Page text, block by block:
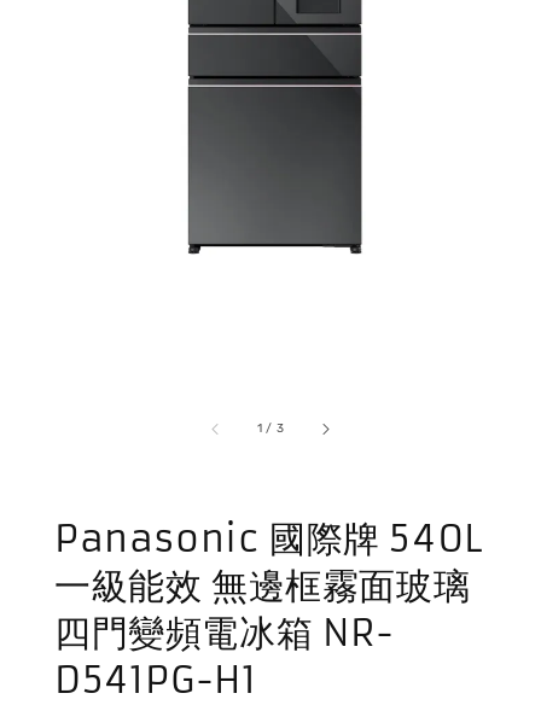
1 / 3
Panasonic 國際牌 540L
一級能效 無邊框霧面玻璃
四門變頻電冰箱 NR-
D541PG-H1